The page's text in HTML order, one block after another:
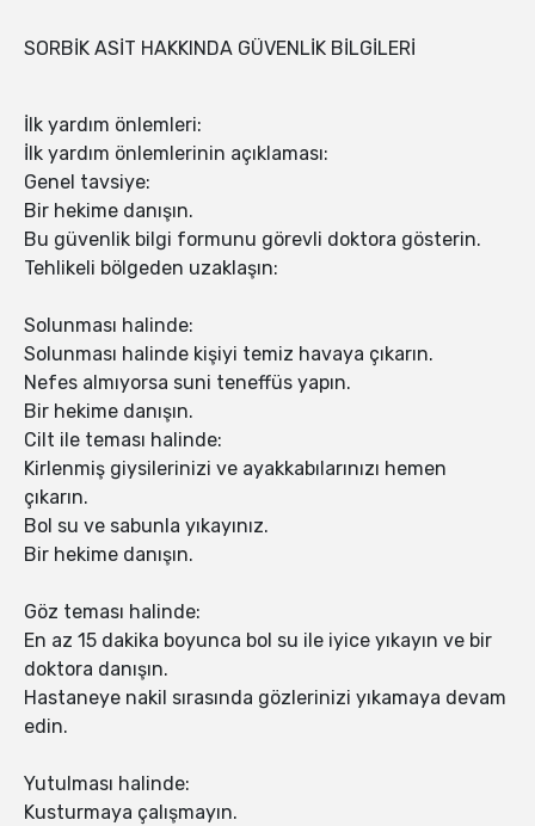
SORBİK ASİT HAKKINDA GÜVENLİK BİLGİLERİ
İlk yardım önlemleri:
İlk yardım önlemlerinin açıklaması:
Genel tavsiye:
Bir hekime danışın.
Bu güvenlik bilgi formunu görevli doktora gösterin.
Tehlikeli bölgeden uzaklaşın:
Solunması halinde:
Solunması halinde kişiyi temiz havaya çıkarın.
Nefes almıyorsa suni teneffüs yapın.
Bir hekime danışın.
Cilt ile teması halinde:
Kirlenmiş giysilerinizi ve ayakkabılarınızı hemen
çıkarın.
Bol su ve sabunla yıkayınız.
Bir hekime danışın.
Göz teması halinde:
En az 15 dakika boyunca bol su ile iyice yıkayın ve bir
doktora danışın.
Hastaneye nakil sırasında gözlerinizi yıkamaya devam
edin.
Yutulması halinde:
Kusturmaya çalışmayın.